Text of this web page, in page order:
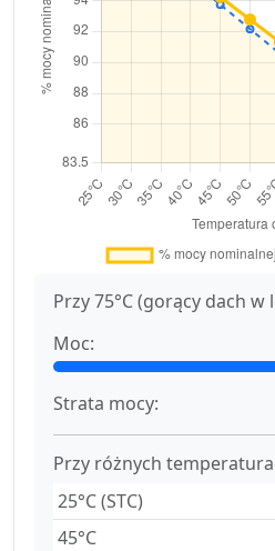
Przy 75°C (gorący dach w
Moc:
Strata mocy:
Przy różnych
25°C (STC)
45°C